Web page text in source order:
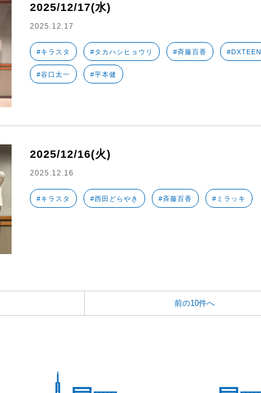
2025/12/17(水)
2025.12.17
#キラスタ #タカハシヒョウリ #斉藤百香 #DXTEEN
#谷口太一 #平本健
2025/12/16(火)
2025.12.16
#キラスタ #西田どらやき #斉藤百香 #ミラッキ
前の10件へ